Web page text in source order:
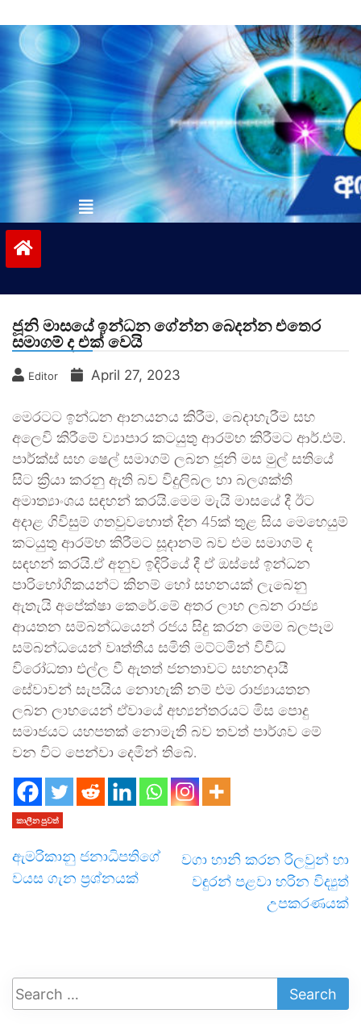
to
contentvinivida.lk
ජූනි මාසයේ ඉන්ධන ගේන්න බෙදන්න එතෙර
සමාගම් ද එක් වෙයි
Editor April 27, 2023
මෙරටට ඉන්ධන ආනයනය කිරීම, බෙදාහැරීම සහ
අලෙවි කිරීමේ ව්‍යාපාර කටයුතු ආරම්භ කිරීමට ආර්.එම්.
පාර්ක්ස් සහ ෂෙල් සමාගම් ලබන ජූනි මස මුල් සතියේ
සිට ක්‍රියා කරනු ඇති බව විදුලිබල හා බලශක්ති
අමාත්‍යාංශය සඳහන් කරයි.මෙම මැයි මාසයේ දී ඊට
අදාළ ගිවිසුම් ගතවුවහොත් දින 45ක් තුළ සිය මෙහෙයුම්
කටයුතු ආරම්භ කිරීමට සූදානම් බව එම සමාගම් ද
සඳහන් කරයි.ඒ අනුව ඉදිරියේ දී ඒ ඔස්සේ ඉන්ධන
පාරිභෝගිකයන්ට කිනම් හෝ සහනයක් ලැබෙනු
ඇතැයි අපේක්ෂා කෙරේ.මේ අතර ලාභ ලබන රාජ්‍ය
ආයතන සම්බන්ධයෙන් රජය සිදු කරන මෙම බලපෑම
සම්බන්ධයෙන් වෘත්තීය සමිති මට්ටමින් විවිධ
විරෝධතා එල්ල වී ඇතත් ජනතාවට සහනදායී
සේවාවන් සැපයිය නොහැකි නම් එම රාජ්‍යායතන
ලබන ලාභයෙන් ඒවායේ අභ්‍යන්තරයට මිස පොදු
සමාජයට යහපතක් නොමැති බව තවත් පාර්ශව මේ
වන විට පෙන්වා දෙමින් තිබේ.
කාලීන පුවත්
ඇමරිකානු ජනාධිපතිගේ
වයස ගැන ප්‍රශ්නයක්
වගා හානි කරන රිලවුන් හා
වඳුරන් පළවා හරින විද්‍යුත්
උපකරණයක්